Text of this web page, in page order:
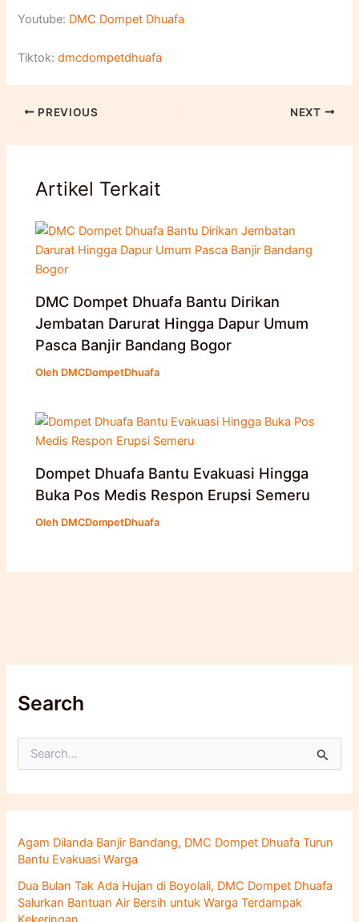
Youtube: DMC Dompet Dhuafa
Tiktok:dmcdompetdhuafa
PREVIOUS NEXT
Artikel Terkait
DMC Dompet Dhuafa Bantu Dirikan
Jembatan Darurat Hingga Dapur Umum
Pasca Banjir Bandang Bogor
Oleh DMCDompetDhuafa
Dompet Dhuafa Bantu Evakuasi Hingga
Buka Pos Medis Respon Erupsi Semeru
Oleh DMCDompetDhuafa
Search
a
t
u
k
:
Agam Dilanda Banjir Bandang, DMC Dompet Dhuafa Turun
Bantu Evakuasi Warga
Dua Bulan Tak Ada Hujan di Boyolali, DMC Dompet Dhuafa
Salurkan Bantuan Air Bersih untuk Warga Terdampak